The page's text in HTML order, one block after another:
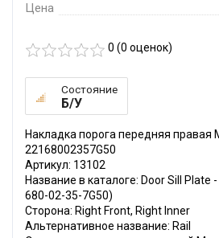
Цена
0 (0 оценок)
Состояние
Б/У
Накладка порога передняя правая
22168002357G50
Артикул: 13102
Название в каталоге: Door Sill Plate
680-02-35-7G50)
Сторона: Right Front, Right Inner
Альтернативное название: Rail